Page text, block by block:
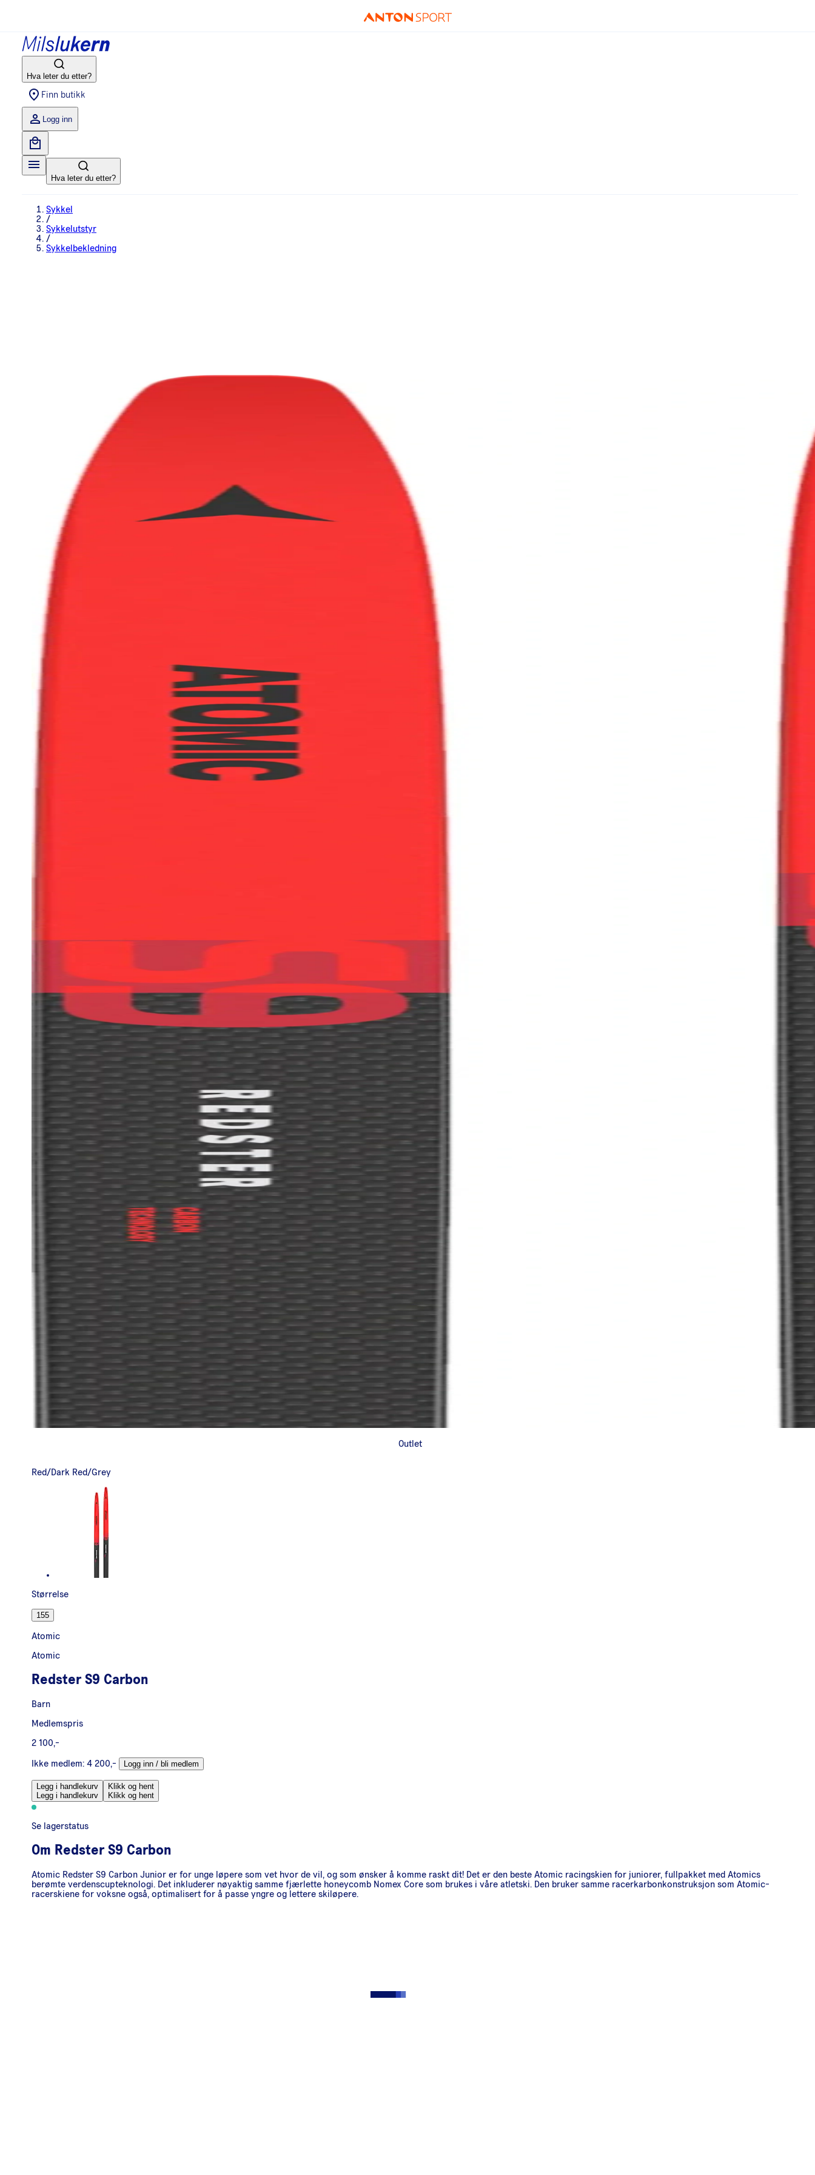
Hva leter du etter?
Finn butikk
Logg inn
Hva leter du etter?
Sykkel
/
Sykkelutstyr
/
Sykkelbekledning
Outlet
Red/Dark Red/Grey
Størrelse
155
Atomic
Atomic
Redster S9 Carbon
Barn
Medlemspris
2 100,-
Ikke medlem: 4 200,- Logg inn / bli medlem
Legg i handlekurv
Legg i handlekurv
Klikk og hent
Klikk og hent
Se lagerstatus
Om Redster S9 Carbon
Atomic Redster S9 Carbon Junior er for unge løpere som vet hvor de vil, og som ønsker å komme raskt dit! Det er den beste Atomic racingskien for juniorer, fullpakket med Atomics
berømte verdenscupteknologi. Det inkluderer nøyaktig samme fjærlette honeycomb Nomex Core som brukes i våre atletski. Den bruker samme racerkarbonkonstruksjon som Atomic-
racerskiene for voksne også, optimalisert for å passe yngre og lettere skiløpere.